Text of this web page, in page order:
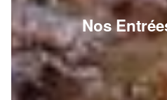
Nos